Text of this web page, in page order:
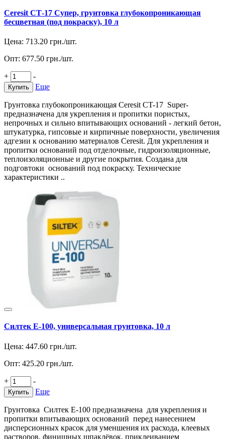
Ceresit СТ-17 Супер, грунтовка глубокопроникающая
бесцветная (под покраску), 10 л
Цена: 713.20 грн./шт.
Опт: 677.50 грн./шт.
+ -
Купить Еще
Грунтовка глубокопроникающая Ceresit CT-17 Super-
предназначена для укрепления и пропитки пористых,
непрочных и сильно впитывающих оснований - легкий бетон,
штукатурка, гипсовые и кирпичные поверхности, увеличения
адгезии к основанию материалов Ceresit. Для укрепления и
пропитки оснований под отделочные, гидроизоляционные,
теплоизоляционные и другие покрытия. Создана для
подговтоки оснований под покраску. Технические
характеристики ..
Силтек Е-100, универсальная грунтовка, 10 л
Цена: 447.60 грн./шт.
Опт: 425.20 грн./шт.
+ -
Купить Еще
Грунтовка Силтек Е-100 предназначена для укрепления и
пропитки впитывающих оснований перед нанесением
дисперсионных красок для уменшения их расхода, клеевых
растворов, финишных шпаклёвок, приклеиванием